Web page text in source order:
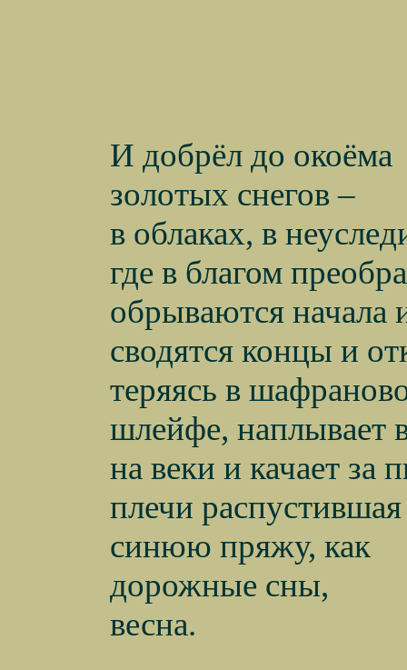
И добрёл до окоёма
золотых снегов –
в облаках, в
где в благом
обрываются начала
сводятся концы и
теряясь в
шлейфе, наплывает
на веки и качает за
плечи распустившая
синюю пряжу, как
дорожные сны,
весна.